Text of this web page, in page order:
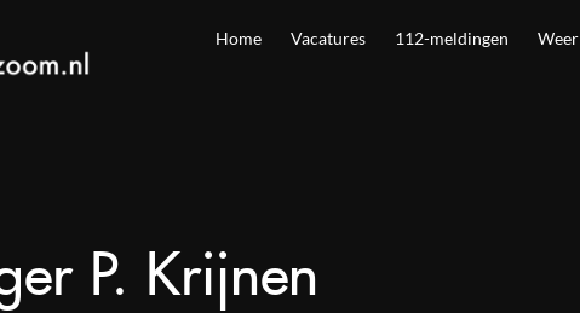
Home Vacatures 112-meldingen Weer
P. Krijnen